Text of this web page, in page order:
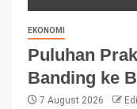
EKONOMI
Puluhan
Banding ke
7 August 2026